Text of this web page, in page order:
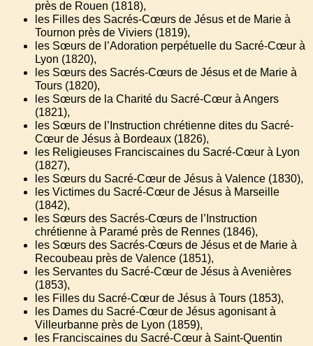
près de Rouen (1818),
les Filles des Sacrés-Cœurs de Jésus et de Marie à
Tournon près de Viviers (1819),
les Sœurs de l’Adoration perpétuelle du Sacré-Cœur à
Lyon (1820),
les Sœurs des Sacrés-Cœurs de Jésus et de Marie à
Tours (1820),
les Sœurs de la Charité du Sacré-Cœur à Angers
(1821),
les Sœurs de l’Instruction chrétienne dites du Sacré-
Cœur de Jésus à Bordeaux (1826),
les Religieuses Franciscaines du Sacré-Cœur à Lyon
(1827),
les Sœurs du Sacré-Cœur de Jésus à Valence (1830),
les Victimes du Sacré-Cœur de Jésus à Marseille
(1842),
les Sœurs des Sacrés-Cœurs de l’Instruction
chrétienne à Paramé près de Rennes (1846),
les Sœurs des Sacrés-Cœurs de Jésus et de Marie à
Recoubeau près de Valence (1851),
les Servantes du Sacré-Cœur de Jésus à Avenières
(1853),
les Filles du Sacré-Cœur de Jésus à Tours (1853),
les Dames du Sacré-Cœur de Jésus agonisant à
Villeurbanne près de Lyon (1859),
les Franciscaines du Sacré-Cœur à Saint-Quentin